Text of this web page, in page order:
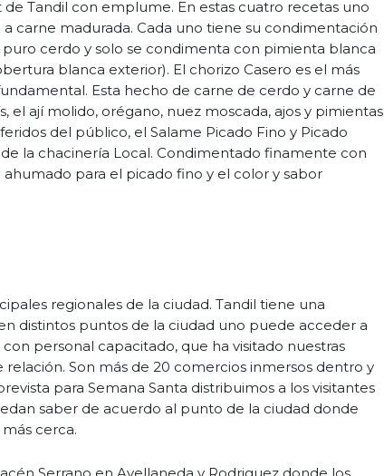
Tandil con emplume. En estas cuatro recetas uno
carne madurada. Cada uno tiene su condimentación
cerdo y solo se condimenta con pimienta blanca
blanca exterior). El chorizo Casero es el más
Esta hecho de carne de cerdo y carne de
ají molido, orégano, nuez moscada, ajos y pimientas
del público, el Salame Picado Fino y Picado
la chacinería Local. Condimentado finamente con
para el picado fino y el color y sabor
regionales de la ciudad. Tandil tiene una
distintos puntos de la ciudad uno puede acceder a
personal capacitado, que ha visitado nuestras
Son más de 20 comercios inmersos dentro y
para Semana Santa distribuimos a los visitantes
saber de acuerdo al punto de la ciudad donde
cerca.